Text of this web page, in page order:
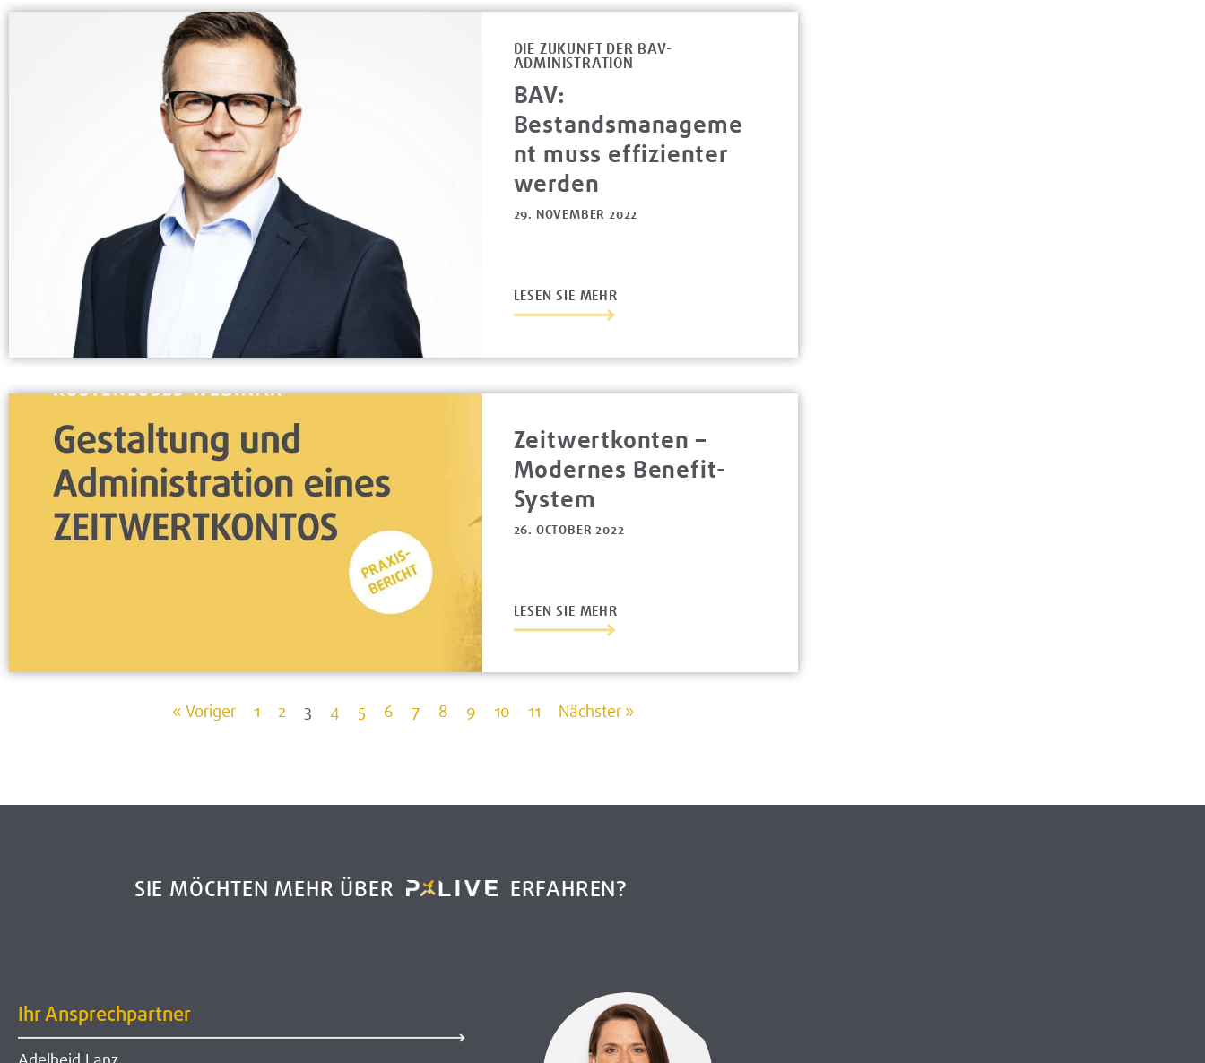
DIE ZUKUNFT DER BAV-
ADMINISTRATION
BAV:
Bestandsmanageme
nt muss effizienter
werden
29. NOVEMBER 2022
LESEN SIE MEHR
Zeitwertkonten –
Modernes Benefit-
System
26. OCTOBER 2022
LESEN SIE MEHR
« Voriger 1 2 3 4 5 6 7 8 9 10 11 Nächster »
SIE MÖCHTEN MEHR ÜBER ERFAHREN?
Ihr Ansprechpartner